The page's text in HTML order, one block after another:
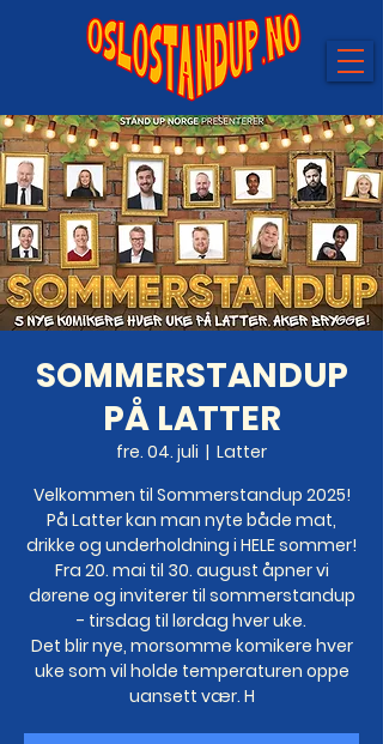
SOMMERSTANDUP
PÅ LATTER
fre. 04. juli
  |
Latter
Velkommen til Sommerstandup 2025!
På Latter kan man nyte både mat,
drikke og underholdning i HELE sommer!
Fra 20. mai til 30. august åpner vi
dørene og inviterer til sommerstandup
- tirsdag til lørdag hver uke.
Det blir nye, morsomme komikere hver
uke som vil holde temperaturen oppe
uansett vær. H